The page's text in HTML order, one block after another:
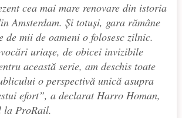
cea mai mare renovare din istoria
Amsterdam. Și totuși, gara rămâne
de mii de oameni o folosesc zilnic.
uriașe, de obicei invizibile
această serie, am deschis toate
o perspectivă unică asupra
efort”, a declarat Harro Homan,
la ProRail.